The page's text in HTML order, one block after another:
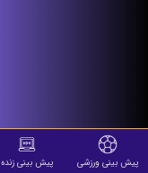
پیش بینی ورزشی پیش بینی زنده